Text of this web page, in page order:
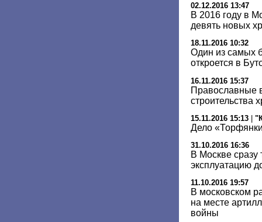
02.12.2016 13:47
В 2016 году в
девять новых
18.11.2016 10:32
Один из самых
откроется в
16.11.2016 15:37
Православные
строительства
15.11.2016 15:13
Дело
31.10.2016 16:36
В Москве сразу
эксплуатацию
11.10.2016 19:57
В московском
на месте
войны